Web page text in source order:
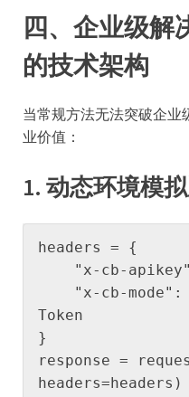
四、企业级解
的技术架构​
当常规方法无法突破企业
业价值：
​1. 动态环境模
headers = {
Token
}
response =
headers=headers)